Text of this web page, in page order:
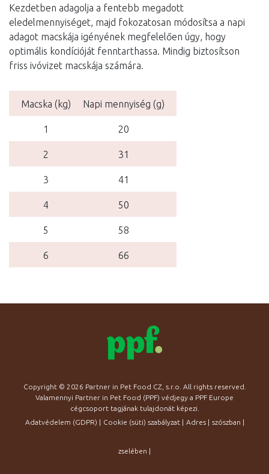
Kezdetben adagolja a fentebb megadott
eledelmennyiséget, majd fokozatosan módosítsa a napi
adagot macskája igényének megfelelően úgy, hogy
optimális kondícióját fenntarthassa. Mindig biztosítson
friss ivóvizet macskája számára.
Macska (kg) Napi mennyiség (g)
1 20
2 31
3 41
4 50
5 58
6 66
Copyright © 2026 Partner in Pet Food CZ, s.r.o. All rights reserved.
Valamennyi Partner in Pet Food (PPF) védjegy a PPF Europe
cégcsoport tagjának tulajdonát képezi.
Adatvédelem (GDPR) | Cookie (süti) szabályzat| Adres| szószban |
zselében |